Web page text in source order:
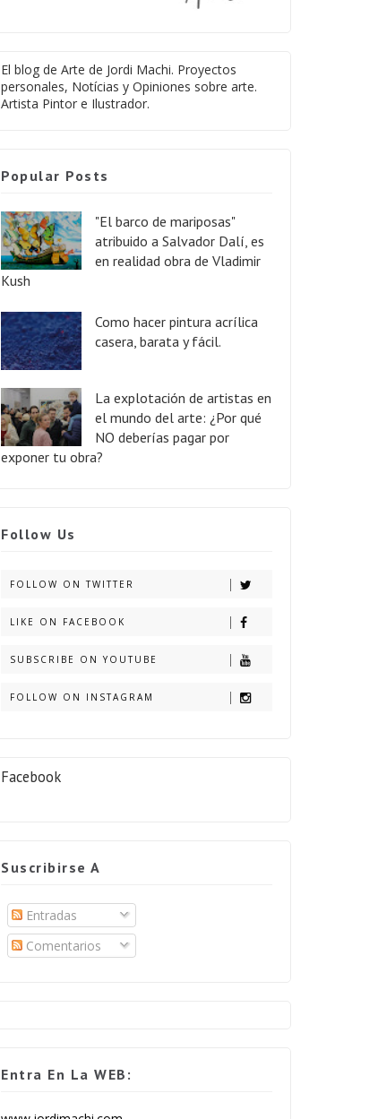
El blog de Arte de Jordi Machi. Proyectos
personales, Notícias y Opiniones sobre arte.
Artista Pintor e Ilustrador.
Popular Posts
"El barco de mariposas"
atribuido a Salvador Dalí, es
en realidad obra de Vladimir
Kush
Como hacer pintura acrílica
casera, barata y fácil.
La explotación de artistas en
el mundo del arte: ¿Por qué
NO deberías pagar por
exponer tu obra?
Follow Us
FOLLOW ON TWITTER
LIKE ON FACEBOOK
SUBSCRIBE ON YOUTUBE
FOLLOW ON INSTAGRAM
Facebook
Suscribirse A
Entradas
Comentarios
Entra En La WEB: